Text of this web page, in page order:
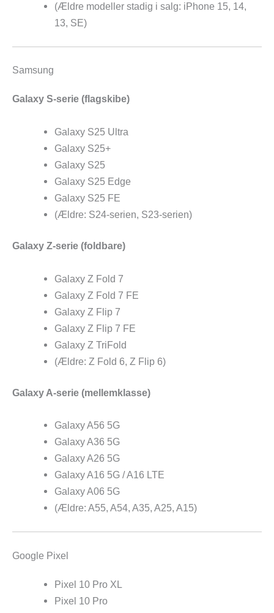
(Ældre modeller stadig i salg: iPhone 15, 14,
13, SE)
Samsung
Galaxy S-serie (flagskibe)
Galaxy S25 Ultra
Galaxy S25+
Galaxy S25
Galaxy S25 Edge
Galaxy S25 FE
(Ældre: S24-serien, S23-serien)
Galaxy Z-serie (foldbare)
Galaxy Z Fold 7
Galaxy Z Fold 7 FE
Galaxy Z Flip 7
Galaxy Z Flip 7 FE
Galaxy Z TriFold
(Ældre: Z Fold 6, Z Flip 6)
Galaxy A-serie (mellemklasse)
Galaxy A56 5G
Galaxy A36 5G
Galaxy A26 5G
Galaxy A16 5G / A16 LTE
Galaxy A06 5G
(Ældre: A55, A54, A35, A25, A15)
Google Pixel
Pixel 10 Pro XL
Pixel 10 Pro